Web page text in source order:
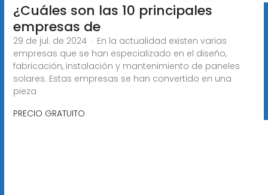
¿Cuáles son las 10 principales
empresas de
29 de jul. de 2024 · En la actualidad existen varias
empresas que se han especializado en el diseño,
fabricación, instalación y mantenimiento de paneles
solares. Estas empresas se han convertido en una
pieza
PRECIO GRATUITO